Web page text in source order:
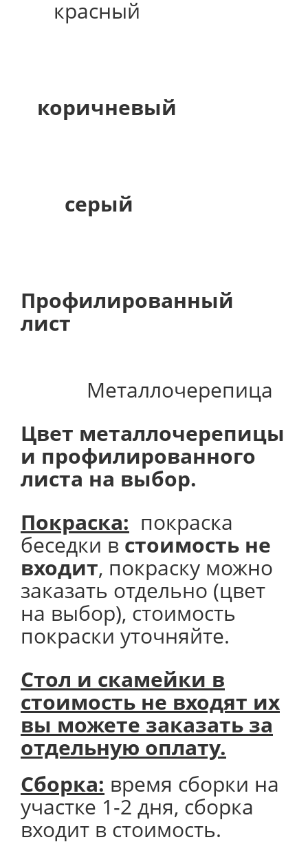
красный
коричневый
серый
Профилированный
лист
Металлочерепица
Цвет металлочерепицы
и профилированного
листа на выбор.
Покраска: покраска
беседки в стоимость не
входит, покраску можно
заказать отдельно (цвет
на выбор), стоимость
покраски уточняйте.
Стол и скамейки в
стоимость не входят их
вы можете заказать за
отдельную оплату.
Сборка: время сборки на
участке 1-2 дня, сборка
входит в стоимость.